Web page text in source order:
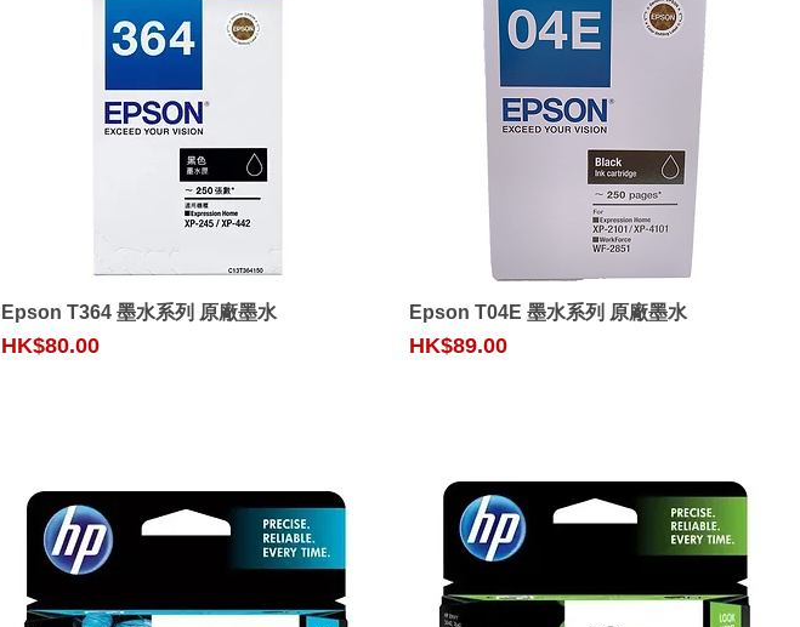
Quick View
Epson T364 墨水系列 原廠墨水
Price
HK$80.00
Quick View
Epson T04E 墨水系列 原廠墨水
Price
HK$89.00